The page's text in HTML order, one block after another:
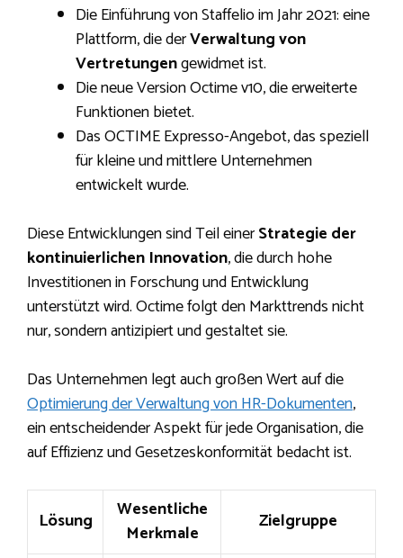
Die Einführung von Staffelio im Jahr 2021: eine
Plattform, die derVerwaltung von
Vertretungengewidmet ist.
Die neue Version Octime v10, die erweiterte
Funktionen bietet.
Das OCTIME Expresso-Angebot, das speziell
für kleine und mittlere Unternehmen
entwickelt wurde.
Diese Entwicklungen sind Teil einerStrategie der
kontinuierlichen Innovation, die durch hohe
Investitionen in Forschung und Entwicklung
unterstützt wird. Octime folgt den Markttrends nicht
nur, sondern antizipiert und gestaltet sie.
Das Unternehmen legt auch großen Wert auf die
Optimierung der Verwaltung von HR-Dokumenten,
ein entscheidender Aspekt für jede Organisation, die
auf Effizienz und Gesetzeskonformität bedacht ist.
Lösung
Wesentliche
Merkmale
Zielgruppe